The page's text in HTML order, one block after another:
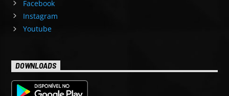
Facebook
Instagram
Youtube
DOWNLOADS